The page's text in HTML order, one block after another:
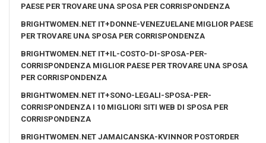
PAESE PER TROVARE UNA SPOSA PER CORRISPONDENZA
BRIGHTWOMEN.NET IT+DONNE-VENEZUELANE MIGLIOR PAESE
PER TROVARE UNA SPOSA PER CORRISPONDENZA
BRIGHTWOMEN.NET IT+IL-COSTO-DI-SPOSA-PER-
CORRISPONDENZA MIGLIOR PAESE PER TROVARE UNA SPOSA
PER CORRISPONDENZA
BRIGHTWOMEN.NET IT+SONO-LEGALI-SPOSA-PER-
CORRISPONDENZA I 10 MIGLIORI SITI WEB DI SPOSA PER
CORRISPONDENZA
BRIGHTWOMEN.NET JAMAICANSKA-KVINNOR POSTORDER